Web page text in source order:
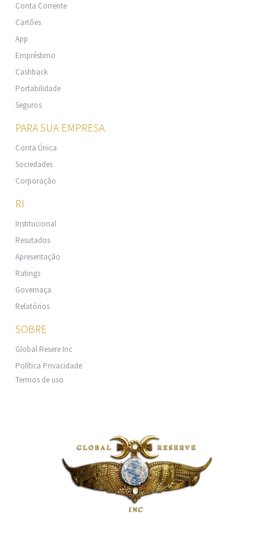
Conta Corrente
Cartões
App
Empréstimo
Cashback
Portabilidade
Seguros
PARA SUA EMPRESA
Conta Única
Sociedades
Corporação
RI
Institucional
Resutados
Apresentação
Ratings
Governaça
Relatórios
SOBRE
Global Resere Inc
Política Privacidade
Termos de uso